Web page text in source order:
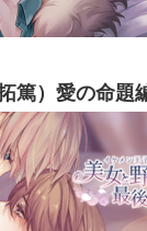
篤）愛の命題